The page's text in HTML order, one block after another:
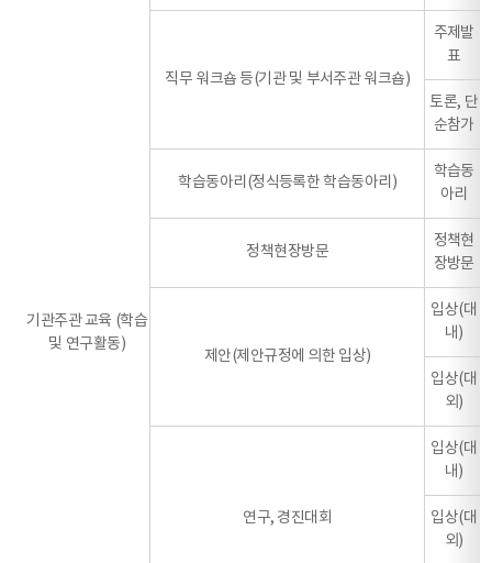
기관주관 교육 (학습
및 연구활동)
직무 워크숍 등(기관 및 부서주관 워크숍)
주제발
표
토론, 단
순참가
학습동아리(정식등록한 학습동아리)
학습동
아리
정책현장방문
정책현
장방문
제안(제안규정에 의한 입상)
입상(대
내)
입상(대
외)
연구, 경진대회
입상(대
내)
입상(대
외)